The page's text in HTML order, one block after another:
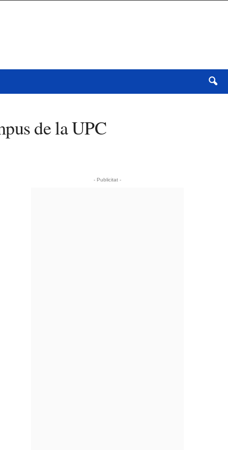
de la UPC
- Publicitat -